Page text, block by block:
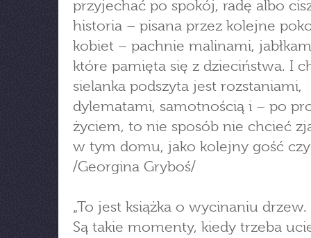
przyjechać po spokój, radę albo
historia – pisana przez kolejne
kobiet – pachnie malinami,
które pamięta się z dzieciństwa. I
sielanka podszyta jest rozstaniami,
dylematami, samotnością i – po
życiem, to nie sposób nie chcieć
w tym domu, jako kolejny gość czy
/Georgina Gryboś/
„To jest książka o wycinaniu drzew.
Są takie momenty, kiedy trzeba